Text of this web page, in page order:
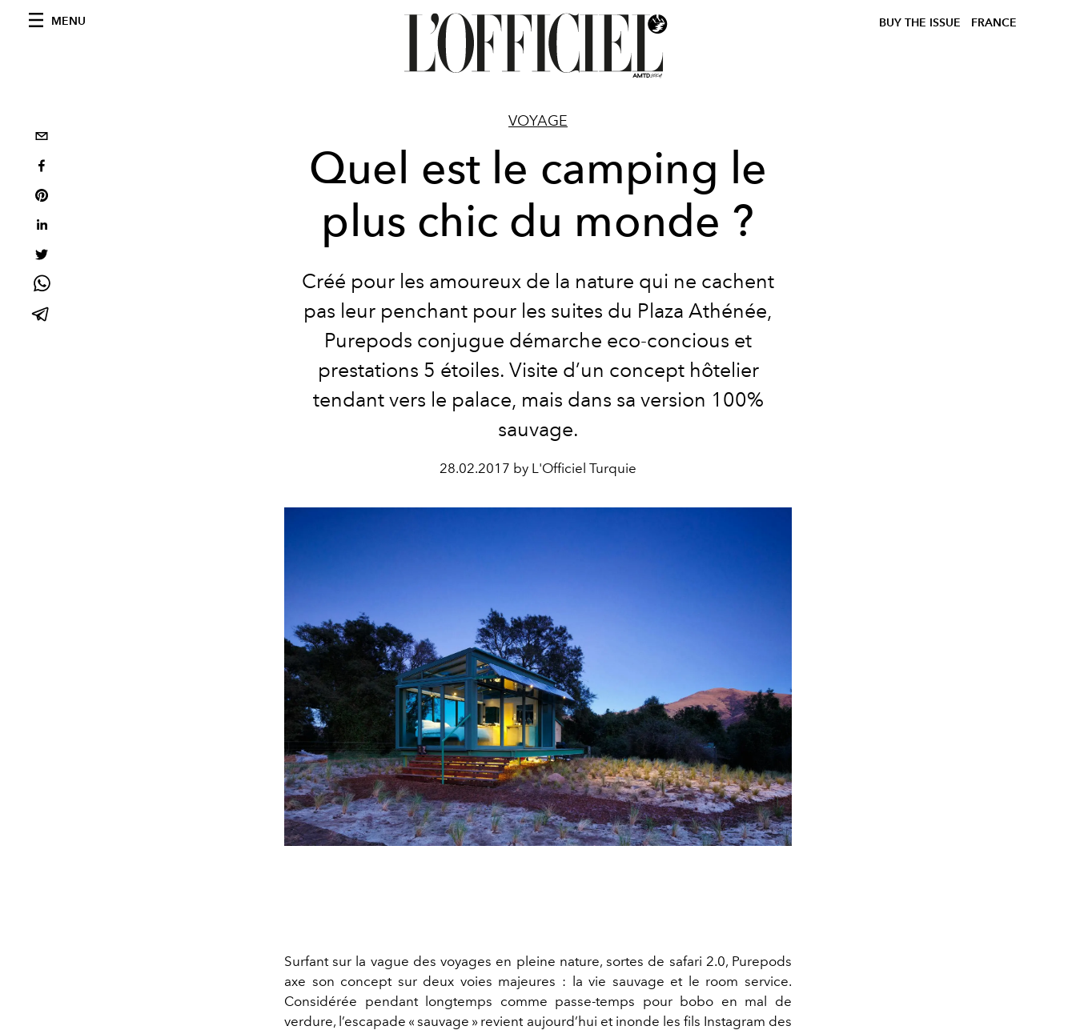
MENU BUY THE ISSUE FRANCE
VOYAGE
Quel est le camping le
plus chic du monde ?
Créé pour les amoureux de la nature qui ne cachent
pas leur penchant pour les suites du Plaza Athénée,
Purepods conjugue démarche eco-concious et
prestations 5 étoiles. Visite d’un concept hôtelier
tendant vers le palace, mais dans sa version 100%
sauvage.
28.02.2017 by L'Officiel Turquie
Surfant sur la vague des voyages en pleine nature, sortes de safari 2.0, Purepods
axe son concept sur deux voies majeures : la vie sauvage et le room service.
Considérée pendant longtemps comme passe-temps pour bobo en mal de
verdure, l’escapade « sauvage » revient aujourd’hui et inonde les fils Instagram des